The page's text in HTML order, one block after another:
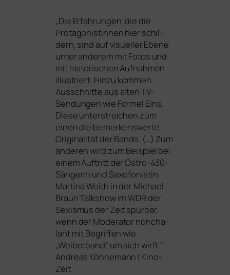
„Die Erfahrungen, die die
Protagonistinnen hier schil­
dern, sind auf visu­el­ler Ebene
unter ande­rem mit Fotos und
mit his­to­ri­schen Aufnahmen
illus­triert. Hinzu kom­men
Ausschnitte aus alten TV-
Sendungen wie Formel Eins.
Diese unter­strei­chen zum
einen die bemer­kens­wer­te
Originalität der Bands. (…) Zum
ande­ren wird zum Beispiel bei
einem Auftritt der Östro-430-
Sängerin und Saxofonistin
Martina Weith in der Michael
Braun Talkshow imWDRder
Sexismus der Zeit spür­bar,
wenn der Moderator non­cha­
lant mit Begriffen wie
„Weiberband“ um sich wirft.“
Andreas Köhnemann | Kino-
Zeit